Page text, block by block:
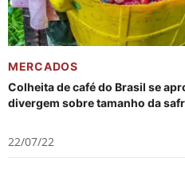
MERCADOS
Colheita de café do Brasil se
divergem sobre tamanho da
22/07/22